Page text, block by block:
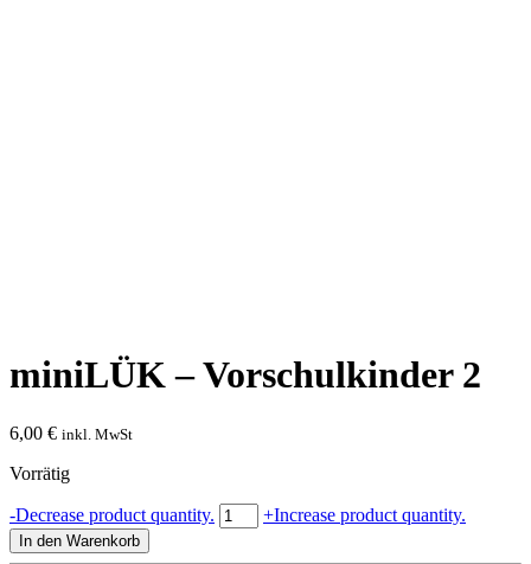
miniLÜK – Vorschulkinder 2
6,00 € inkl. MwSt
Vorrätig
-Decrease product quantity. miniLÜK
-
+Increase product quantity.
In den Warenkorb